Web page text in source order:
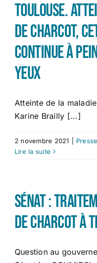
Toulouse.
de Charcot,
continue à
yeux
Atteinte de la
Karine Brailly [...]
2 novembre 2021
Presse
Lire la suite
Sénat :
de Charcot à
Question au